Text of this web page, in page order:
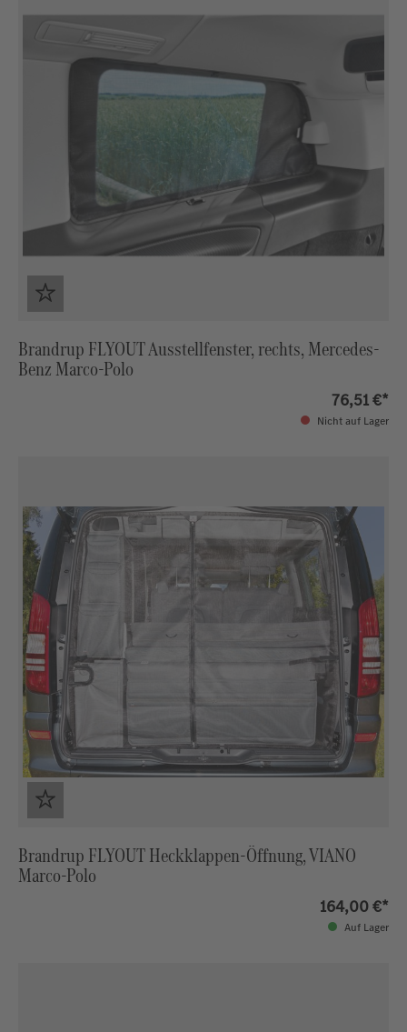
Brandrup FLYOUT Ausstellfenster, rechts, Mercedes-
Benz Marco-Polo
76,51 €*
Nicht auf Lager
Brandrup FLYOUT Heckklappen-Öffnung, VIANO
Marco-Polo
164,00 €*
Auf Lager